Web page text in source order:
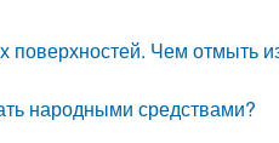
поверхностей. Чем отмыть
народными средствами?